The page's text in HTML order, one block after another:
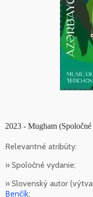
2023 - Mugham
Relevantné atribúty:
» Spoločné vydanie;
» Slovenský autor
Benčík;